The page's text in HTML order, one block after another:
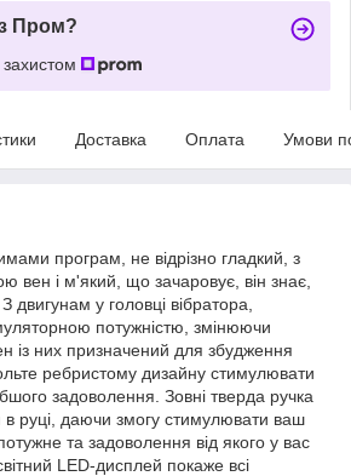
Пром?
Доставка Оплата Умови
програм, не відрізно гладкий, з
вен і м'який, що зачаровує, він знає,
двигунам у головці вібратора,
потужністю, змінюючи
із них призначений для збудження
ребристому дизайну стимулювати
задоволення. Зовні тверда ручка
в руці, даючи змогу стимулювати ваш
та задоволення від якого у вас
LED-дисплей покаже всі